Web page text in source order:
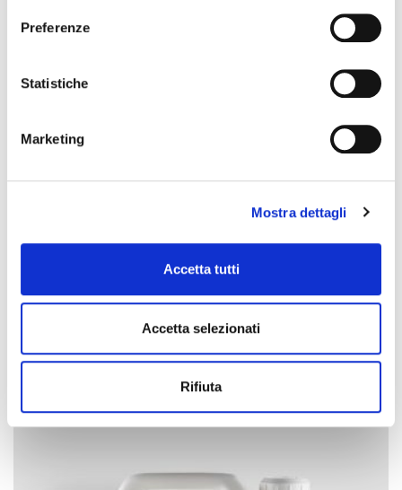
Preferenze
Statistiche
Marketing
Mostra dettagli
Accetta tutti
Accetta selezionati
Rifiuta
CONTACT SPRAY